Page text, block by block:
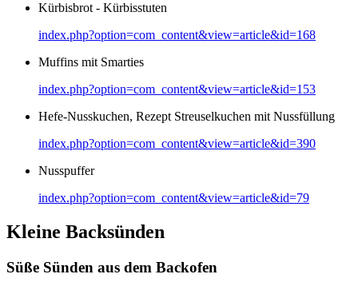
Kürbisbrot - Kürbisstuten
index.php?option=com_content&view=article&id=168
Muffins mit Smarties
index.php?option=com_content&view=article&id=153
Hefe-Nusskuchen, Rezept Streuselkuchen mit Nussfüllung
index.php?option=com_content&view=article&id=390
Nusspuffer
index.php?option=com_content&view=article&id=79
Kleine Backsünden
Süße Sünden aus dem Backofen